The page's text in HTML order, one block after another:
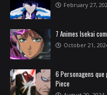
February 27,
7 Animes Isekai
October 21,
6 Personagens que
Piece